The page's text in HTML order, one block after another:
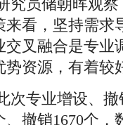
究员储朝晖观
看，坚持需求
叉融合是专业
资源，有着较
次专业增设、
、撤销1670个